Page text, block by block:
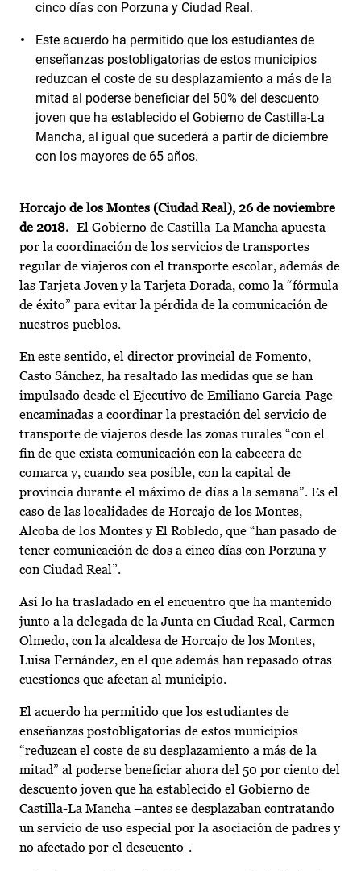
cinco días con Porzuna y Ciudad Real.
Este acuerdo ha permitido que los estudiantes de
enseñanzas postobligatorias de estos municipios
reduzcan el coste de su desplazamiento a más de la
mitad al poderse beneficiar del 50% del descuento
joven que ha establecido el Gobierno de Castilla-La
Mancha, al igual que sucederá a partir de diciembre
con los mayores de 65 años.
Horcajo de los Montes (Ciudad Real), 26 de noviembre
de 2018.- El Gobierno de Castilla-La Mancha apuesta
por la coordinación de los servicios de transportes
regular de viajeros con el transporte escolar, además de
las Tarjeta Joven y la Tarjeta Dorada, como la “fórmula
de éxito” para evitar la pérdida de la comunicación de
nuestros pueblos.
En este sentido, el director provincial de Fomento,
Casto Sánchez, ha resaltado las medidas que se han
impulsado desde el Ejecutivo de Emiliano García-Page
encaminadas a coordinar la prestación del servicio de
transporte de viajeros desde las zonas rurales “con el
fin de que exista comunicación con la cabecera de
comarca y, cuando sea posible, con la capital de
provincia durante el máximo de días a la semana”. Es el
caso de las localidades de Horcajo de los Montes,
Alcoba de los Montes y El Robledo, que “han pasado de
tener comunicación de dos a cinco días con Porzuna y
con Ciudad Real”.
Así lo ha trasladado en el encuentro que ha mantenido
junto a la delegada de la Junta en Ciudad Real, Carmen
Olmedo, con la alcaldesa de Horcajo de los Montes,
Luisa Fernández, en el que además han repasado otras
cuestiones que afectan al municipio.
El acuerdo ha permitido que los estudiantes de
enseñanzas postobligatorias de estos municipios
“reduzcan el coste de su desplazamiento a más de la
mitad” al poderse beneficiar ahora del 50 por ciento del
descuento joven que ha establecido el Gobierno de
Castilla-La Mancha –antes se desplazaban contratando
un servicio de uso especial por la asociación de padres y
no afectado por el descuento-.